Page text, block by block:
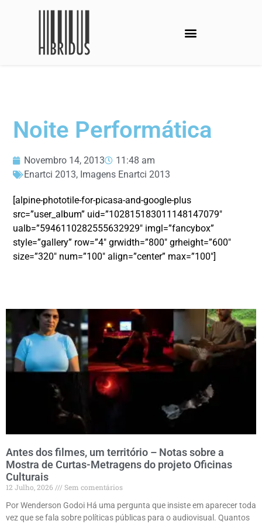
Noite Performática
Novembro 14, 2013
11:48 am
Enartci 2013, Imagens Enartci 2013
[alpine-phototile-for-picasa-and-google-plus
src=”user_album” uid=”102815183011148147079″
ualb=”5946110282555632929″ imgl=”fancybox”
style=”gallery” row=”4″ grwidth=”800″ grheight=”600″
size=”320″ num=”100″ align=”center” max=”100″]
Antes dos filmes, um território – Notas sobre a
Mostra de Curtas-Metragens do projeto Oficinas
Culturais
12 Julho, 2026
Sem comentários
Por Wenderson Godoi Há uma pergunta que insiste em aparecer toda
vez que se fala sobre políticas públicas para o audiovisual. Quantos